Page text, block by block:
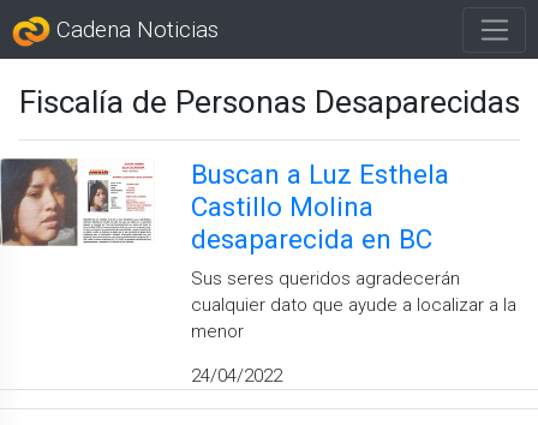
Cadena Noticias
Fiscalía de Personas Desaparecidas
Buscan a Luz Esthela
Castillo Molina
desaparecida en BC
Sus seres queridos agradecerán
cualquier dato que ayude a localizar a la
menor
24/04/2022